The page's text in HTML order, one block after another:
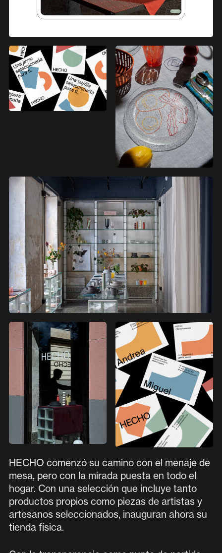
HECHO comenzó su camino con el menaje de
mesa, pero con la mirada puesta en todo el
hogar. Con una selección que incluye tanto
productos propios como piezas de artistas y
artesanos seleccionados, inauguran ahora su
tienda física.